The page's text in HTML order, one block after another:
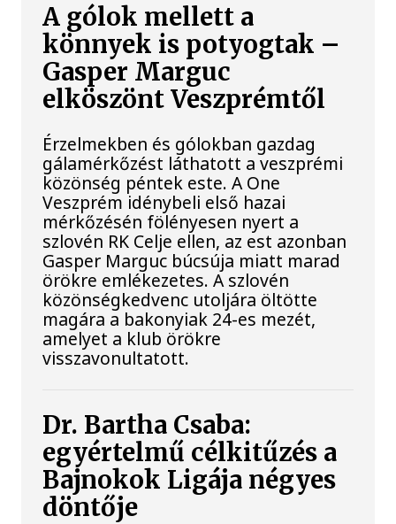
A gólok mellett a
könnyek is potyogtak –
Gasper Marguc
elköszönt Veszprémtől
Érzelmekben és gólokban gazdag
gálamérkőzést láthatott a veszprémi
közönség péntek este. A One
Veszprém idénybeli első hazai
mérkőzésén fölényesen nyert a
szlovén RK Celje ellen, az est azonban
Gasper Marguc búcsúja miatt marad
örökre emlékezetes. A szlovén
közönségkedvenc utoljára öltötte
magára a bakonyiak 24-es mezét,
amelyet a klub örökre
visszavonultatott.
Dr. Bartha Csaba:
egyértelmű célkitűzés a
Bajnokok Ligája négyes
döntője